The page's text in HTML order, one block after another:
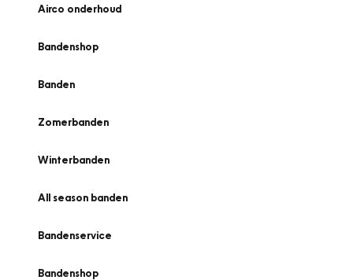
Airco onderhoud
Bandenshop
Banden
Zomerbanden
Winterbanden
All season banden
Bandenservice
Bandenshop